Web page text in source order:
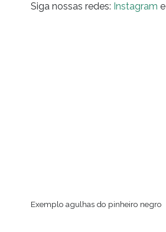
Siga nossas redes: Instagram e
Exemplo agulhas do pinheiro negro